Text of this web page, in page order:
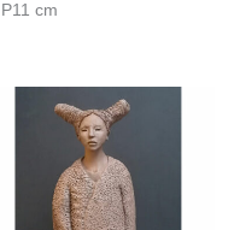
P11 cm